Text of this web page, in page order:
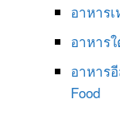
อาหาร
อาหาร
อาหาร
Food